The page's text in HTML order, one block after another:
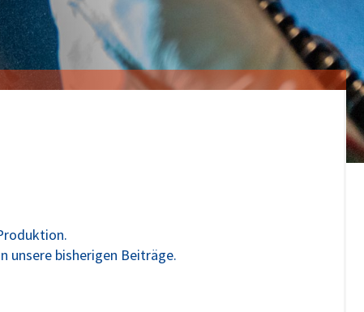
unsere bisherigen Beiträge.